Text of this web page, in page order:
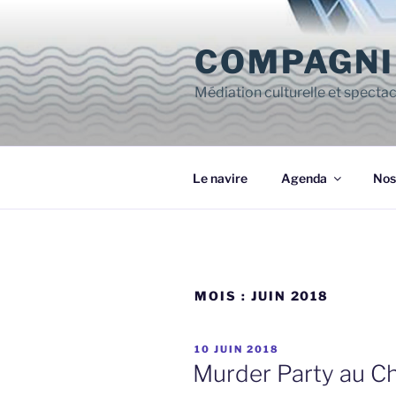
contenu
principal
Médiation culturelle et
Le navire Agenda
MOIS : JUIN 2018
PUBLIÉ
LE
10 JUIN 2018
Murder Party au